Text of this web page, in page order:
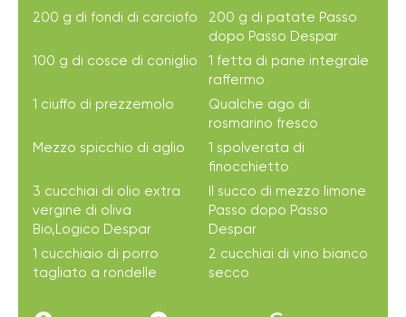
200 g di fondi di carciofo
200 g di patate Passo
dopo Passo Despar
100 g di cosce di coniglio
1 fetta di pane integrale
raffermo
1 ciuffo di prezzemolo
Qualche ago di
rosmarino fresco
Mezzo spicchio di aglio
1 spolverata di
finocchietto
3 cucchiai di olio extra
vergine di oliva
Bio,Logico Despar
Il succo di mezzo limone
Passo dopo Passo
Despar
1 cucchiaio di porro
tagliato a rondelle
2 cucchiai di vino bianco
secco